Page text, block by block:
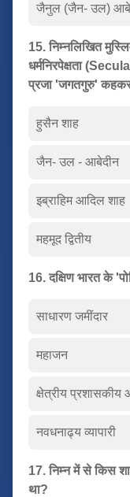
जैनुल (जैन- उल)
15. निम्नलिखित
धर्मनिरपेक्षता
प्रजा 'जगतगुरु' कहकर
हुसैन शाह
जैन- उल - आबेदीन
इब्राहिम आदिल शाह
महमूद द्वितीय
16. दक्षिण भारत के
साधारण जमींदार
महाजन
क्षेत्रीय
नवधनाढ्य व्यापारी
17. निम्न में से किस
था?